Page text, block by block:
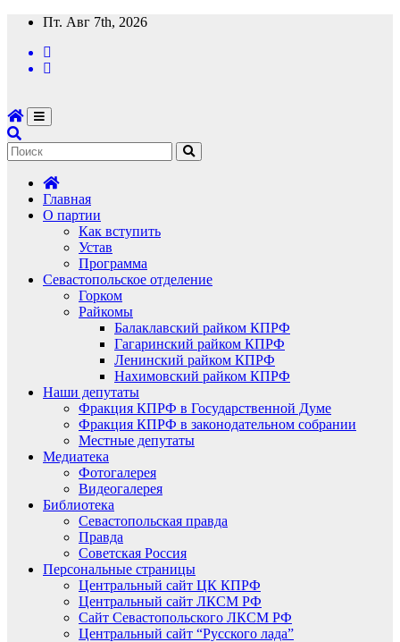
Перейти
содержимому
Пт. Авг 7th, 2026
Главная
О партии
Как вступить
Устав
Программа
Севастопольское отделение
Горком
Райкомы
Балаклавский райком КПРФ
Гагаринский райком КПРФ
Ленинский райком КПРФ
Нахимовский райком КПРФ
Наши депутаты
Фракция КПРФ в Государственной Думе
Фракция КПРФ в законодательном собрании
Местные депутаты
Медиатека
Фотогалерея
Видеогалерея
Библиотека
Севастопольская правда
Правда
Советская Россия
Персональные страницы
Центральный сайт ЦК КПРФ
Центральный сайт ЛКСМ РФ
Сайт Севастопольского ЛКСМ РФ
Центральный сайт “Русского лада”